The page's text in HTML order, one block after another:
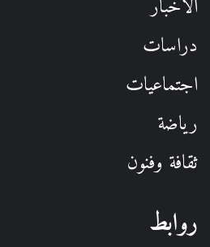
الأخبار
دراسات
اجتماعيات
رياضة
ثقافة وفنون
روابط